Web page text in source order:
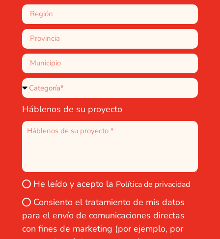
Háblenos de su proyecto
He leído y acepto la Política de privacidad
Consiento el tratamiento de mis datos
para el envío de comunicaciones directas
con fines de marketing (por ejemplo, por